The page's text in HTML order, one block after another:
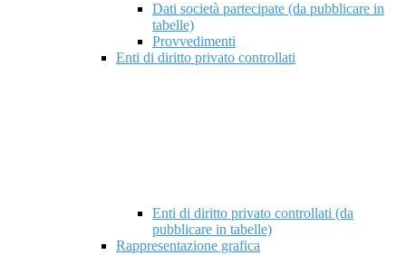
Dati società partecipate (da pubblicare in
tabelle)
Provvedimenti
Enti di diritto privato controllati
Enti di diritto privato controllati (da
pubblicare in tabelle)
Rappresentazione grafica